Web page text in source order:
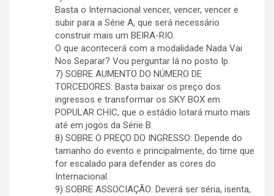
Basta o Internacional vencer, vencer, vencer e
subir para a Série A, que será necessário
construir mais um BEIRA-RIO.
O que acontecerá com a modalidade Nada Vai
Nos Separar? Vou perguntar lá no posto Ip.
7) SOBRE AUMENTO DO NÚMERO DE
TORCEDORES: Basta baixar os preço dos
ingressos e transformar os SKY BOX em
POPULAR CHIC, que o estádio lotará muito mais
até em jogos da Série B.
8) SOBRE O PREÇO DO INGRESSO: Depende do
tamanho do evento e principalmente, do time que
for escalado para defender as cores do
Internacional.
9) SOBRE ASSOCIAÇÃO: Deverá ser séria, isenta,